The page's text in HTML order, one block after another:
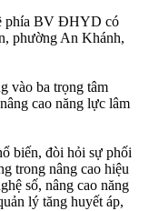
phía BV ĐHYD có
phường An Khánh,
vào ba trọng tâm
cao năng lực lâm
biến, đòi hỏi sự phối
trong nâng cao hiệu
số, nâng cao năng
lý tăng huyết áp,